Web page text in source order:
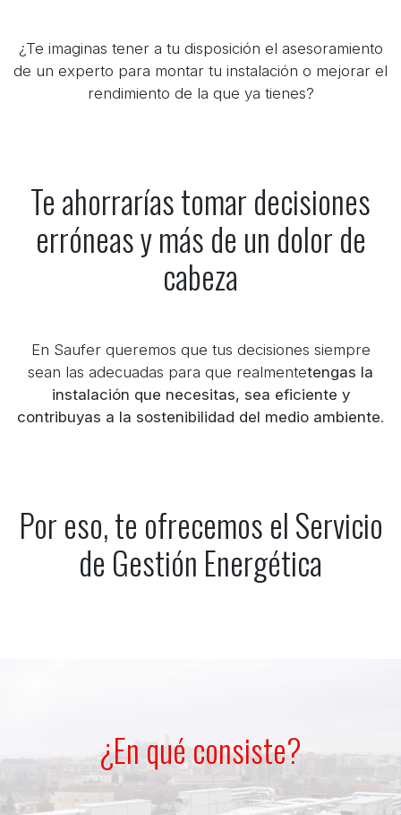
¿Te imaginas tener a tu disposición el asesoramiento
de un experto para montar tu instalación o mejorar el
rendimiento de la que ya tienes?
Te ahorrarías tomar decisiones
erróneas y más de un dolor de
cabeza
En Saufer queremos que tus decisiones siempre
sean las adecuadas para que realmentetengas la
instalación que necesitas, sea eficiente y
contribuyas a la sostenibilidad del medio ambiente.
Por eso, te ofrecemos el Servicio
de Gestión Energética
¿En qué consiste?